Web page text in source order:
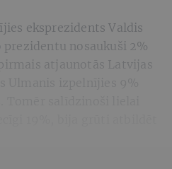
eksprezidents Valdis
nosaukuši 2%
atjaunotās Latvijas